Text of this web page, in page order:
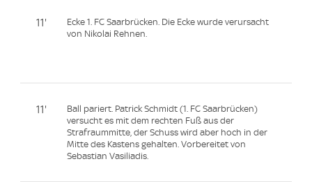
11'
Ecke 1. FC Saarbrücken. Die Ecke wurde verursacht
von Nikolai Rehnen.
11'
Ball pariert. Patrick Schmidt (1. FC Saarbrücken)
versucht es mit dem rechten Fuß aus der
Strafraummitte, der Schuss wird aber hoch in der
Mitte des Kastens gehalten. Vorbereitet von
Sebastian Vasiliadis.